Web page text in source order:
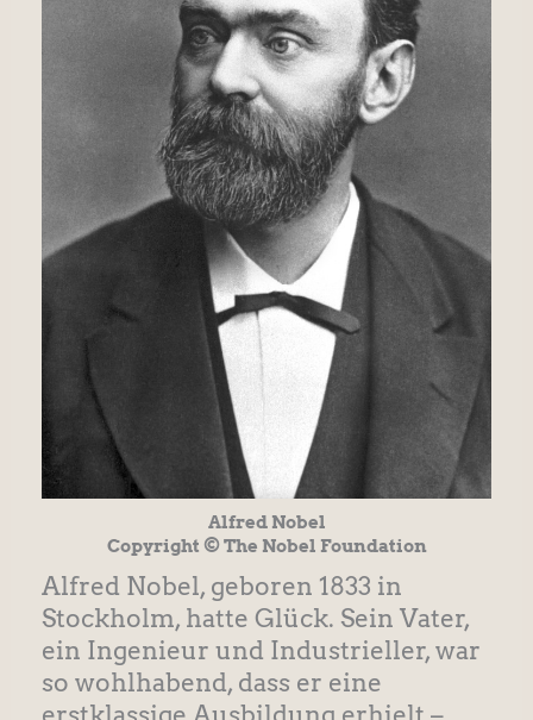
Alfred Nobel
Copyright © The Nobel Foundation
Alfred Nobel, geboren 1833 in
Stockholm, hatte Glück. Sein Vater,
ein Ingenieur und Industrieller, war
so wohlhabend, dass er eine